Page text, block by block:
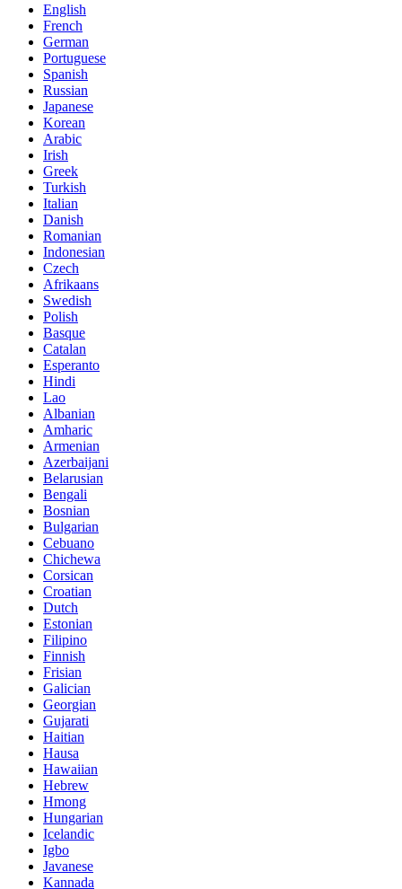
English
French
German
Portuguese
Spanish
Russian
Japanese
Korean
Arabic
Irish
Greek
Turkish
Italian
Danish
Romanian
Indonesian
Czech
Afrikaans
Swedish
Polish
Basque
Catalan
Esperanto
Hindi
Lao
Albanian
Amharic
Armenian
Azerbaijani
Belarusian
Bengali
Bosnian
Bulgarian
Cebuano
Chichewa
Corsican
Croatian
Dutch
Estonian
Filipino
Finnish
Frisian
Galician
Georgian
Gujarati
Haitian
Hausa
Hawaiian
Hebrew
Hmong
Hungarian
Icelandic
Igbo
Javanese
Kannada